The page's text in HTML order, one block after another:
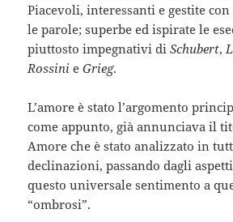
Piacevoli, interessanti e gestite
le parole; superbe ed ispirate le
piuttosto impegnativi diSchubert,
RossinieGrieg.
L’amore è stato l’argomento
come appunto, già annunciava il
Amore che è stato analizzato in
declinazioni, passando dagli
questo universale sentimento a
“ombrosi”.